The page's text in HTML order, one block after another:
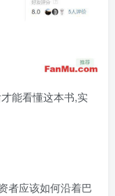
能看懂这本书,实
者应该如何沿着巴